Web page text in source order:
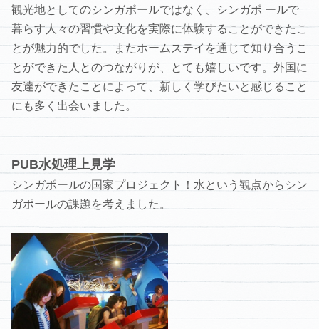
観光地としてのシンガポールではなく、シンガポ ールで
暮らす人々の習慣や文化を実際に体験することができたこ
とが魅力的でした。またホームステイを通じて知り合うこ
とができた人とのつながりが、とても嬉しいです。外国に
友達ができたことによって、新しく学びたいと感じること
にも多く出会いました。
PUB水処理上見学
シンガポールの国家プロジェクト！水という観点からシン
ガポールの課題を考えました。